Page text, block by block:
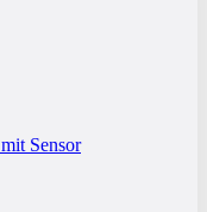
Sensor